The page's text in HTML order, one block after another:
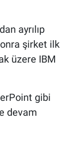
ayrılıp
şirket ilk
üzere IBM
gibi
devam